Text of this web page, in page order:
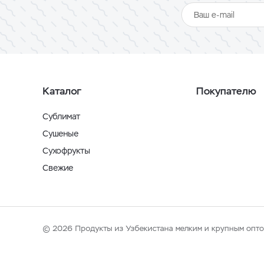
Каталог
Сублимат
Сушеные
Сухофрукты
Свежие
Покупателю
© 2026 Продукты из Узбекистана мелким и крупным